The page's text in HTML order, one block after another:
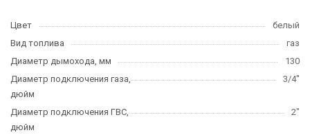
Цвет
белый
Вид топлива
газ
Диаметр дымохода, мм
130
Диаметр подключения газа,
дюйм
3/4''
Диаметр подключения ГВС,
дюйм
2"